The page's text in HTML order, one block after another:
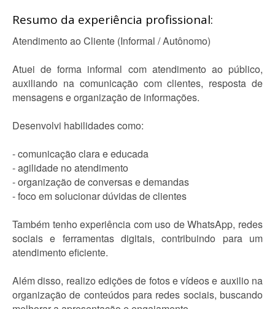
Resumo da experiência profissional:
Atendimento ao Cliente (Informal / Autônomo)
Atuei de forma informal com atendimento ao público,
auxiliando na comunicação com clientes, resposta de
mensagens e organização de informações.
Desenvolvi habilidades como:
- comunicação clara e educada
- agilidade no atendimento
- organização de conversas e demandas
- foco em solucionar dúvidas de clientes
Também tenho experiência com uso de WhatsApp, redes
sociais e ferramentas digitais, contribuindo para um
atendimento eficiente.
Além disso, realizo edições de fotos e vídeos e auxilio na
organização de conteúdos para redes sociais, buscando